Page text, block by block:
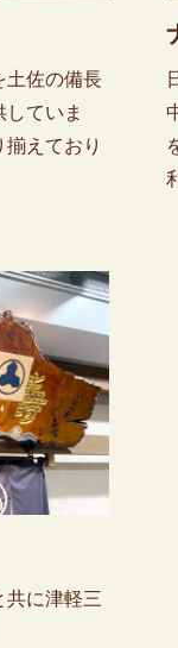
土佐の備長
ていま
えており
に津軽三